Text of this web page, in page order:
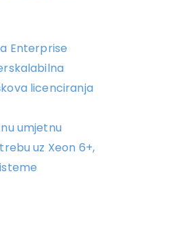
Enterprise
licenciranja
umjetnu
uz Xeon 6+,